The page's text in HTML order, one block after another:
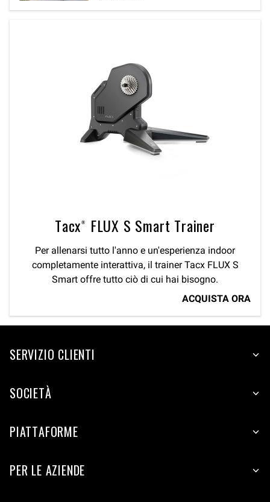
Tacx® FLUX S Smart Trainer
Per allenarsi tutto l'anno e un'esperienza indoor
completamente interattiva, il trainer Tacx FLUX S
Smart offre tutto ciò di cui hai bisogno.
ACQUISTA ORA
SERVIZIO CLIENTI
SOCIETÀ
PIATTAFORME
PER LE AZIENDE